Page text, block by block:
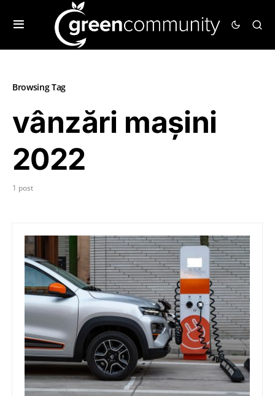
Browsing Tag
vânzări mașini
2022
1 post